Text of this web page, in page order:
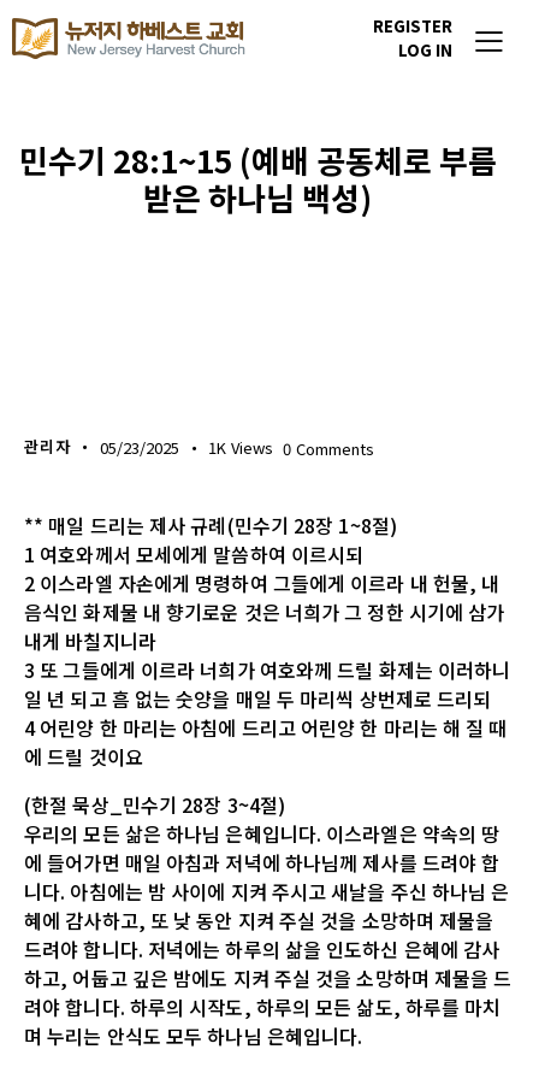
REGISTER
LOG IN
민수기 28:1~15 (예배 공동체로 부름
받은 하나님 백성)
관리자 05/23/2025 1K Views 0 Comments
** 매일 드리는 제사 규례(민수기 28장 1~8절)
1 여호와께서 모세에게 말씀하여 이르시되
2 이스라엘 자손에게 명령하여 그들에게 이르라 내 헌물, 내
음식인 화제물 내 향기로운 것은 너희가 그 정한 시기에 삼가
내게 바칠지니라
3 또 그들에게 이르라 너희가 여호와께 드릴 화제는 이러하니
일 년 되고 흠 없는 숫양을 매일 두 마리씩 상번제로 드리되
4 어린양 한 마리는 아침에 드리고 어린양 한 마리는 해 질 때
에 드릴 것이요
(한절 묵상_민수기 28장 3~4절)
우리의 모든 삶은 하나님 은혜입니다. 이스라엘은 약속의 땅
에 들어가면 매일 아침과 저녁에 하나님께 제사를 드려야 합
니다. 아침에는 밤 사이에 지켜 주시고 새날을 주신 하나님 은
혜에 감사하고, 또 낮 동안 지켜 주실 것을 소망하며 제물을
드려야 합니다. 저녁에는 하루의 삶을 인도하신 은혜에 감사
하고, 어둡고 깊은 밤에도 지켜 주실 것을 소망하며 제물을 드
려야 합니다. 하루의 시작도, 하루의 모든 삶도, 하루를 마치
며 누리는 안식도 모두 하나님 은혜입니다.